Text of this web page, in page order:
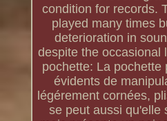
condition for records.
played many times
deterioration in
despite the occasional
pochette: La pochette
évidents de
légérement cornées,
se peut aussi qu'elle